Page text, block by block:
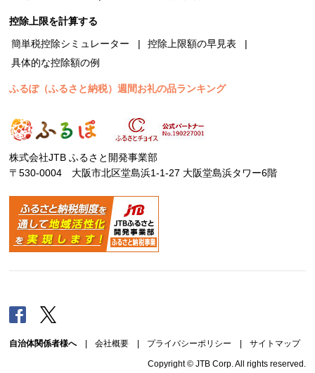
控除上限を計算する
簡単税控除シミュレーター
控除上限額の早見表
具体的な控除額の例
ふるぽ（ふるさと納税）週間お礼の品ランキング
株式会社JTB ふるさと開発事業部
〒530-0004 大阪市北区堂島浜1-1-27 大阪堂島浜タワー6階
Facebook
自治体関係者様へ| 会社概要 | プライバシーポリシー | サイトマップ
Copyright © JTB Corp. All rights reserved.